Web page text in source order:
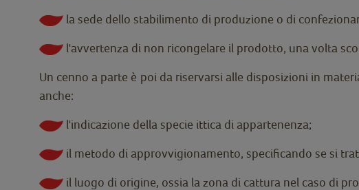
la sede dello stabilimento di produzione o di
l'avvertenza di non ricongelare il prodotto, una volta
Un cenno a parte è poi da riservarsi alle disposizioni in
anche:
l'indicazione della specie ittica di appartenenza;
il metodo di approvvigionamento, specificando se si
il luogo di origine, ossia la zona di cattura nel caso di